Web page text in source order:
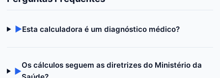
▶Esta calculadora é um diagnóstico médico?
▶
Os cálculos seguem as diretrizes do Ministério da